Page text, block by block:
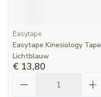
Easytape
Easytape Kinesiology Tape
Lichtblauw
€ 13,80